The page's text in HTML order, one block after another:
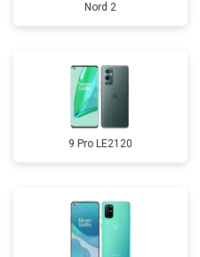
Nord 2
9 Pro LE2120